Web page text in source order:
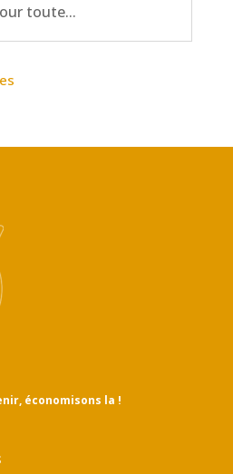
toute...
économisons la !